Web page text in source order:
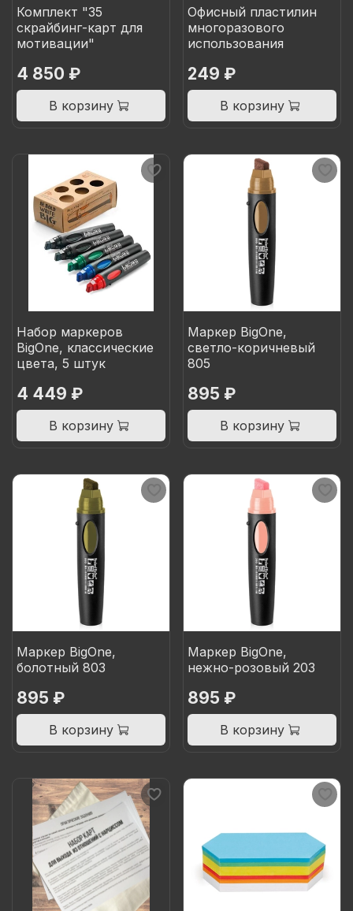
Комплект "35
скрайбинг-карт для
мотивации"
4 850 ₽
В корзину
Офисный пластилин
многоразового
использования
249 ₽
В корзину
Набор маркеров
BigOne, классические
цвета, 5 штук
4 449 ₽
В корзину
Маркер BigOne,
светло-коричневый
805
895 ₽
В корзину
Маркер BigOne,
болотный 803
895 ₽
В корзину
Маркер BigOne,
нежно-розовый 203
895 ₽
В корзину